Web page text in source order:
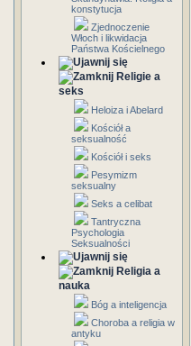
konstytucja
Zjednoczenie
Włoch i likwidacja
Państwa Kościelnego
Religie a
seks
Heloiza i Abelard
Kościół a
seksualność
Kościół i seks
Pesymizm
seksualny
Seks a celibat
Tantryczna
Psychologia
Seksualności
Religia a
nauka
Bóg a inteligencja
Choroba a religia w
antyku